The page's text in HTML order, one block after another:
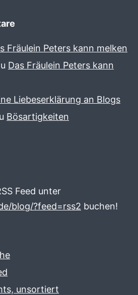
Fräulein Peters kann melken
Das Fräulein Peters kann
Liebeserklärung an Blogs
Bösartigkeiten
Feed unter
blog/?feed=rss2 buchen!
unsortiert